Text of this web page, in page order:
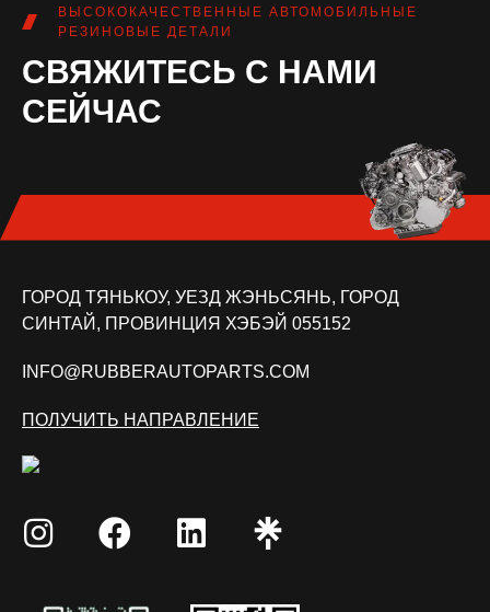
ВЫСОКОКАЧЕСТВЕННЫЕ АВТОМОБИЛЬНЫЕ
РЕЗИНОВЫЕ ДЕТАЛИ
СВЯЖИТЕСЬ С НАМИ
СЕЙЧАС
ГОРОД ТЯНЬКОУ, УЕЗД ЖЭНЬСЯНЬ, ГОРОД
СИНТАЙ, ПРОВИНЦИЯ ХЭБЭЙ 055152
INFO@RUBBERAUTOPARTS.COM
ПОЛУЧИТЬ НАПРАВЛЕНИЕ